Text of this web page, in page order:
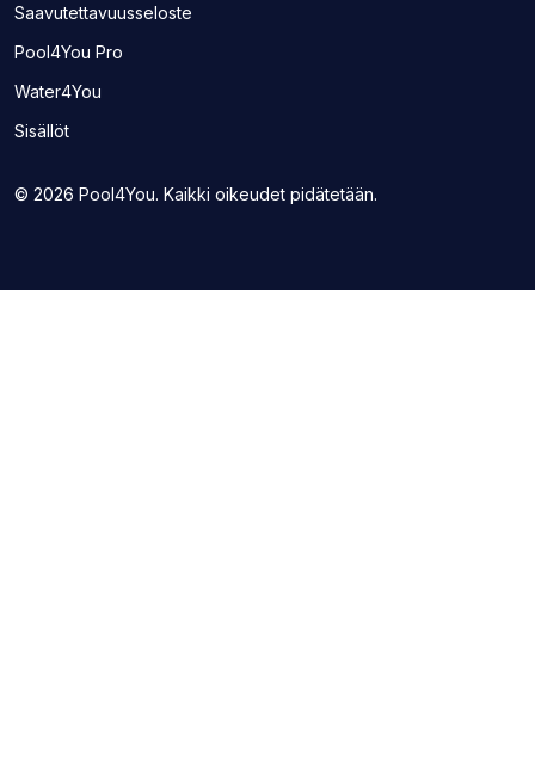
© 2026 Pool4You. Kaikki oikeudet pidätetään.
Saavutettavuusseloste
Pool4You Pro
Water4You
välilehdelle)
Sisällöt